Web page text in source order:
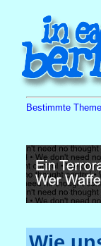
Bestimmte
Sa 15.8.26